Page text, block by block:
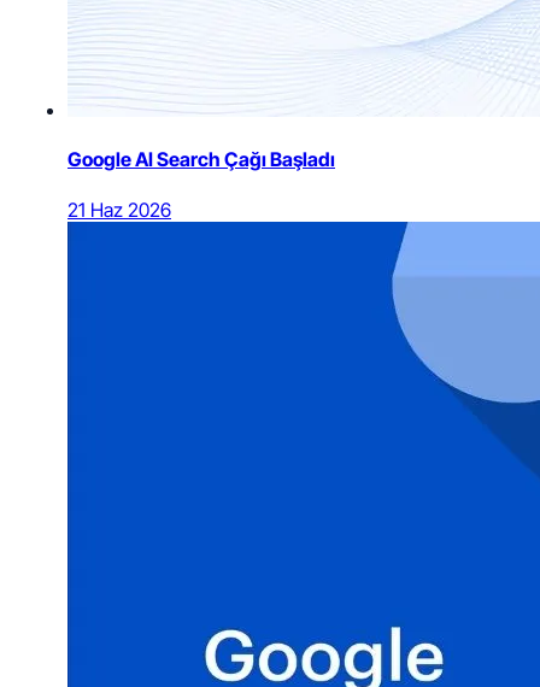
Google AI Search Çağı Başladı
21 Haz 2026